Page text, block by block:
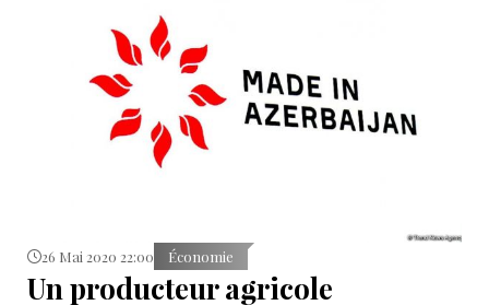
26 Mai 2020 22:00 Économie
Un producteur agricole